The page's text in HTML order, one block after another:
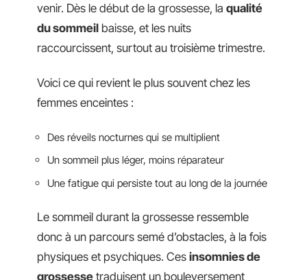
venir. Dès le début de la grossesse, la qualité
du sommeil baisse, et les nuits
raccourcissent, surtout au troisième trimestre.
Voici ce qui revient le plus souvent chez les
femmes enceintes :
Des réveils nocturnes qui se multiplient
Un sommeil plus léger, moins réparateur
Une fatigue qui persiste tout au long de la journée
Le sommeil durant la grossesse ressemble
donc à un parcours semé d’obstacles, à la fois
physiques et psychiques. Ces insomnies de
grossesse traduisent un bouleversement